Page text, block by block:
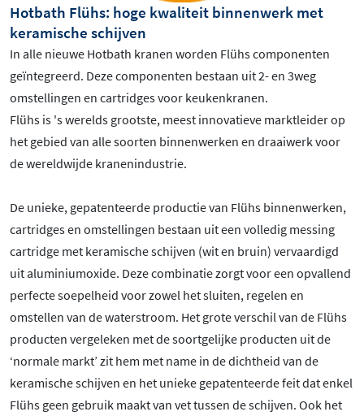
Hotbath Flühs: hoge kwaliteit binnenwerk met
keramische schijven
In alle nieuwe Hotbath kranen worden Flühs componenten
geïntegreerd. Deze componenten bestaan uit 2- en 3weg
omstellingen en cartridges voor keukenkranen.
Flühs is 's werelds grootste, meest innovatieve marktleider op
het gebied van alle soorten binnenwerken en draaiwerk voor
de wereldwijde kranenindustrie.
De unieke, gepatenteerde productie van Flühs binnenwerken,
cartridges en omstellingen bestaan uit een volledig messing
cartridge met keramische schijven (wit en bruin) vervaardigd
uit aluminiumoxide. Deze combinatie zorgt voor een opvallend
perfecte soepelheid voor zowel het sluiten, regelen en
omstellen van de waterstroom. Het grote verschil van de Flühs
producten vergeleken met de soortgelijke producten uit de
‘normale markt’ zit hem met name in de dichtheid van de
keramische schijven en het unieke gepatenteerde feit dat enkel
Flühs geen gebruik maakt van vet tussen de schijven. Ook het